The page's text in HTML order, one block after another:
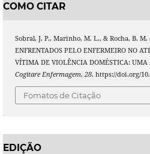
COMO CITAR
Sobral, J. P., Marinho, M. L., & Rocha, B. M.
ENFRENTADOS PELO ENFERMEIRO NO
VÍTIMA DE VIOLÊNCIA DOMÉSTICA: UMA
Cogitare Enfermagem, 28. https://doi.org/
Fomatos de Citação
EDIÇÃO